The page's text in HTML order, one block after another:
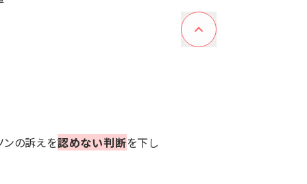
ンの訴えを認めない判断を下し